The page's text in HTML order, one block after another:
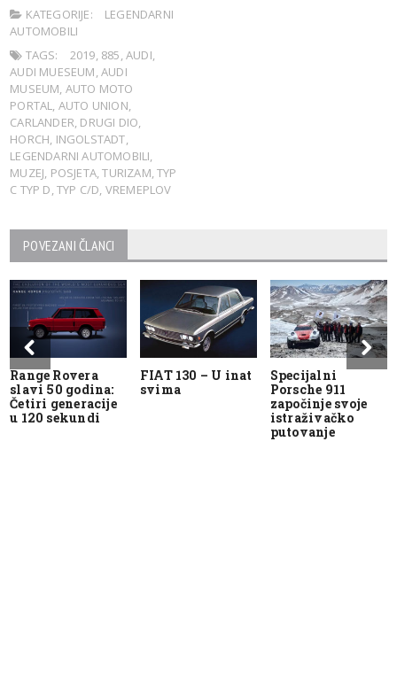
KATEGORIJE:
LEGENDARNI
AUTOMOBILI
TAGS:
2019, 885,AUDI,
AUDI MUESEUM,AUDI
MUSEUM, AUTO MOTO
PORTAL, AUTO UNION,
CARLANDER, DRUGI DIO,
HORCH, INGOLSTADT,
LEGENDARNI AUTOMOBILI,
MUZEJ, POSJETA,TURIZAM,TYP
C TYP D,TYP C/D, VREMEPLOV
POVEZANI ČLANCI
Range Rovera
slavi 50 godina:
Četiri generacije
u 120 sekundi
FIAT 130 – U inat
svima
Specijalni
Porsche 911
započinje svoje
istraživačko
putovanje